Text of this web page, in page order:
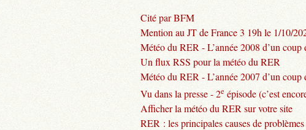
Cité par BFM
Mention au JT de France 3 19h le 1/10/
Météo du RER - L’année 2008 d’un coup
Un flux RSS pour la météo du RER
Météo du RER - L’année 2007 d’un coup
Vu dans la presse - 2e épisode (c’est
Afficher la météo du RER sur votre site
RER : les principales causes de problèmes